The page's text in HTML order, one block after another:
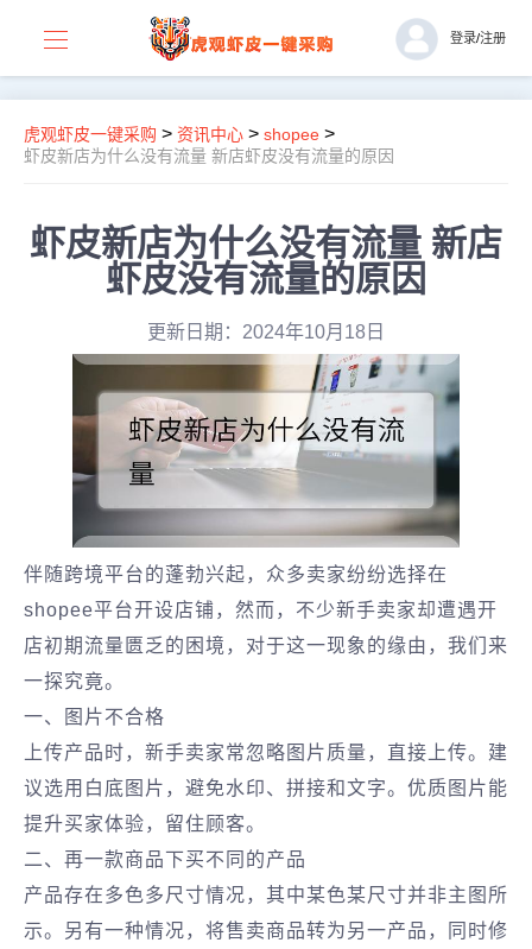
登录/注册
虎观虾皮一键采购 > 资讯中心 > shopee >
虾皮新店为什么没有流量 新店虾皮没有流量的原因
虾皮新店为什么没有流量 新店
虾皮没有流量的原因
更新日期：2024年10月18日
伴随跨境平台的蓬勃兴起，众多卖家纷纷选择在
shopee平台开设店铺，然而，不少新手卖家却遭遇开
店初期流量匮乏的困境，对于这一现象的缘由，我们来
一探究竟。
一、图片不合格
上传产品时，新手卖家常忽略图片质量，直接上传。建
议选用白底图片，避免水印、拼接和文字。优质图片能
提升买家体验，留住顾客。
二、再一款商品下买不同的产品
产品存在多色多尺寸情况，其中某色某尺寸并非主图所
示。另有一种情况，将售卖商品转为另一产品，同时修